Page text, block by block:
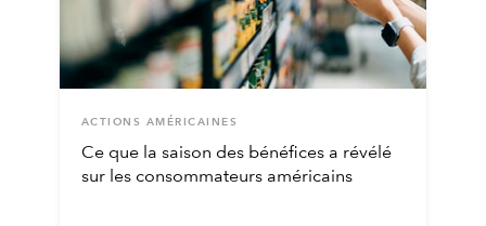
ACTIONS AMÉRICAINES
Ce que la saison des bénéfices a révélé
sur les consommateurs américains